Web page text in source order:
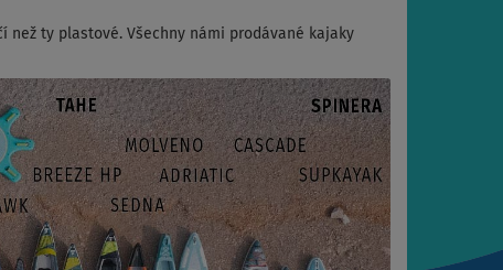
ty plastové. Všechny námi prodávané kajaky